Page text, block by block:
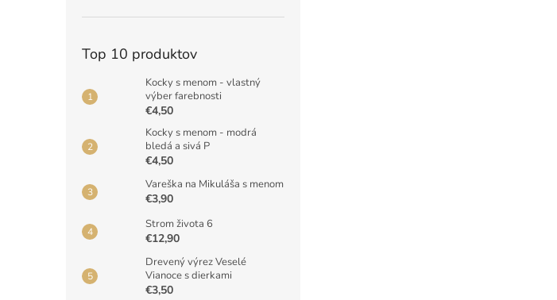
Top 10 produktov
Kocky s menom - vlastný
výber farebnosti
€4,50
Kocky s menom - modrá
bledá a sivá P
€4,50
Vareška na Mikuláša s menom
€3,90
Strom života 6
€12,90
Drevený výrez Veselé
Vianoce s dierkami
€3,50